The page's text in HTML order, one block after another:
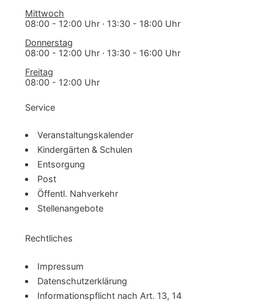
Mittwoch
08:00 - 12:00 Uhr · 13:30 - 18:00 Uhr
Donnerstag
08:00 - 12:00 Uhr · 13:30 - 16:00 Uhr
Freitag
08:00 - 12:00 Uhr
Service
Ver­an­stal­tungs­ka­len­der
Kindergärten & Schulen
Entsorgung
Post
Öffentl. Nahverkehr
Stel­len­an­ge­bo­te
Rechtliches
Impressum
Da­ten­schutz­er­klä­rung
In­for­ma­ti­ons­pflicht nach Art. 13, 14